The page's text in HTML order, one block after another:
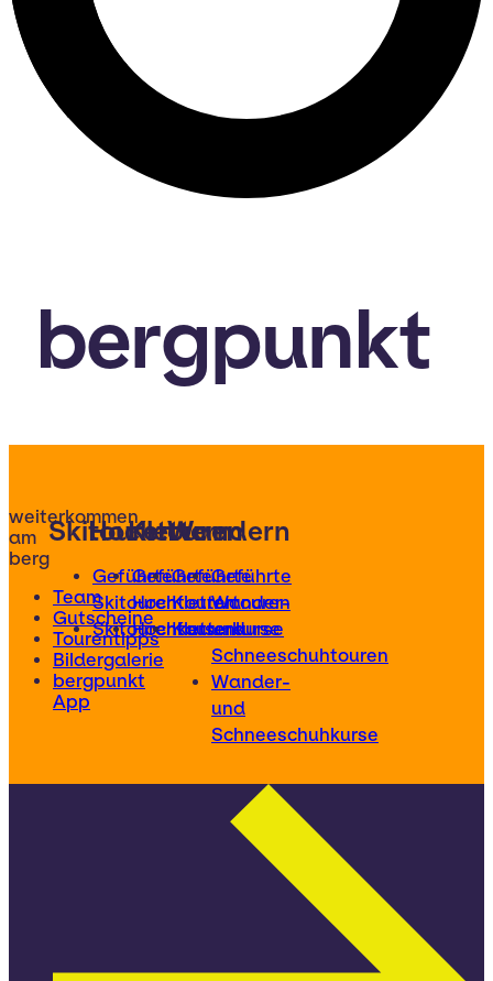
bergpunkt
weiterkommen
am
berg
Team
Gutscheine
Tourentipps
Bildergalerie
bergpunkt
App
Skitouren
Geführte
Skitouren
Skitourenkurse
Hochtouren
Geführte
Hochtouren
Hochtourenkurse
Klettern
Geführte
Klettertouren
Kletterkurse
Wandern
Geführte
Wander-
und
Schneeschuhtouren
Wander-
und
Schneeschuhkurse